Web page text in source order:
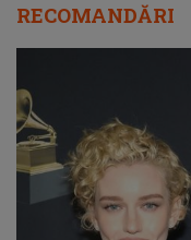
RECOMANDĂRI